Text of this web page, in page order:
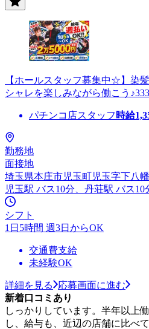
【ホールスタッフ募集中☆】染
シャレを楽しみながら働こう
パチンコ店スタッフ 時給
勤務地
面接地
埼玉県本庄市児玉町児玉字下八
児玉駅 バス10分、丹荘駅 バス10
シフト
1日5時間 週3日からOK
交通費支給
未経験OK
詳細を見る
応募画面に進む
新着口コミあり
しっかりしています。半年以上
し、給与も、近辺の店舗に比べ